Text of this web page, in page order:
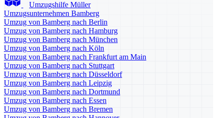
Umzugshilfe Müller
Umzugsunternehmen Bamberg
Umzug von Bamberg nach Berlin
Umzug von Bamberg nach Hamburg
Umzug von Bamberg nach München
Umzug von Bamberg nach Köln
Umzug von Bamberg nach Frankfurt am Main
Umzug von Bamberg nach Stuttgart
Umzug von Bamberg nach Düsseldorf
Umzug von Bamberg nach Leipzig
Umzug von Bamberg nach Dortmund
Umzug von Bamberg nach Essen
Umzug von Bamberg nach Bremen